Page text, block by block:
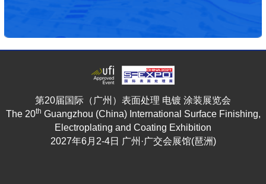
第20届国际（广州）表面处理 电镀 涂装展览会
The 20th Guangzhou (China) International Surface Finishing,
Electroplating and Coating Exhibition
2027年6月2-4日 广州·广交会展馆(琶洲)